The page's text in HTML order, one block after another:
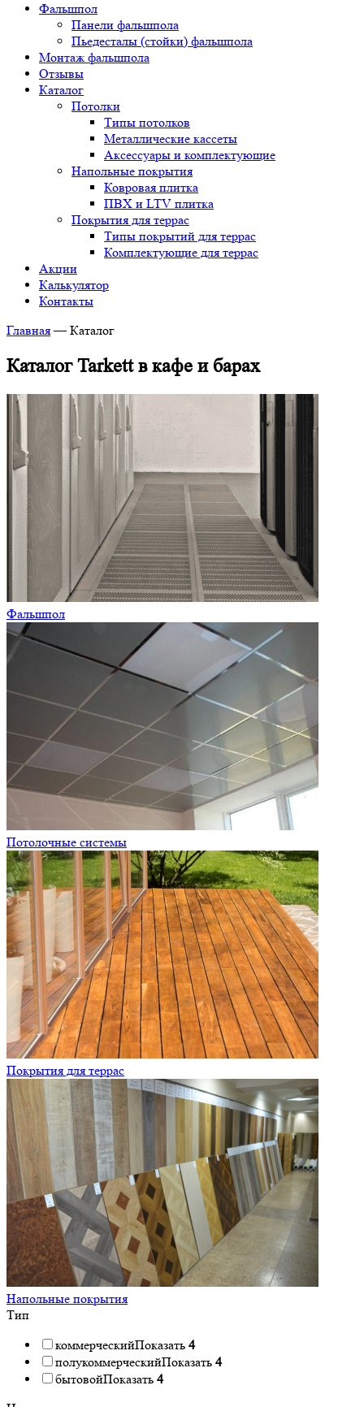
Фальшпол
Панели фальшпола
Пьедесталы (стойки) фальшпола
Монтаж фальшпола
Отзывы
Каталог
Потолки
Типы потолков
Металлические кассеты
Аксессуары и комплектующие
Напольные покрытия
Ковровая плитка
ПВХ и LTV плитка
Покрытия для террас
Типы покрытий для террас
Комплектующие для террас
Акции
Калькулятор
Контакты
Главная — Каталог
Каталог Tarkett в кафе и барах
Фальшпол
Потолочные системы
Покрытия для террас
Напольные покрытия
Тип
коммерческийПоказать 4
полукоммерческийПоказать 4
бытовойПоказать 4